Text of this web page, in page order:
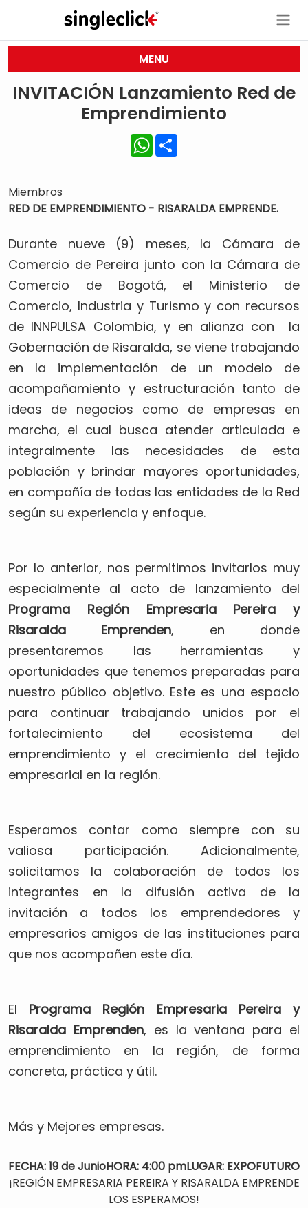
MENU
INVITACIÓN Lanzamiento Red de
Emprendimiento
WhatsApp
Miembros
RED DE EMPRENDIMIENTO - RISARALDA EMPRENDE.
Durante nueve (9) meses, la Cámara de
Comercio de Pereira junto con la Cámara de
Comercio de Bogotá, el Ministerio de
Comercio, Industria y Turismo y con recursos
de INNPULSA Colombia, y en alianza con la
Gobernación de Risaralda, se viene trabajando
en la implementación de un modelo de
acompañamiento y estructuración tanto de
ideas de negocios como de empresas en
marcha, el cual busca atender articulada e
integralmente las necesidades de esta
población y brindar mayores oportunidades,
en compañía de todas las entidades de la Red
según su experiencia y enfoque.
Por lo anterior, nos permitimos invitarlos muy
especialmente al acto de lanzamiento del
Programa Región Empresaria Pereira y
Risaralda Emprenden, en donde
presentaremos las herramientas y
oportunidades que tenemos preparadas para
nuestro público objetivo. Este es una espacio
para continuar trabajando unidos por el
fortalecimiento del ecosistema del
emprendimiento y el crecimiento del tejido
empresarial en la región.
Esperamos contar como siempre con su
valiosa participación. Adicionalmente,
solicitamos la colaboración de todos los
integrantes en la difusión activa de la
invitación a todos los emprendedores y
empresarios amigos de las instituciones para
que nos acompañen este día.
El Programa Región Empresaria Pereira y
Risaralda Emprenden, es la ventana para el
emprendimiento en la región, de forma
concreta, práctica y útil.
Más y Mejores empresas.
FECHA: 19 de JunioHORA: 4:00 pmLUGAR: EXPOFUTURO
¡REGIÓN EMPRESARIA PEREIRA Y RISARALDA EMPRENDE
LOS ESPERAMOS!